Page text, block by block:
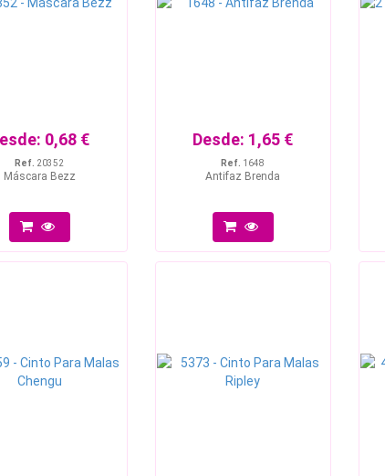
0,68 €
Ref. 20352
Máscara Bezz
Desde: 1,65 €
Ref. 1648
Antifaz Brenda